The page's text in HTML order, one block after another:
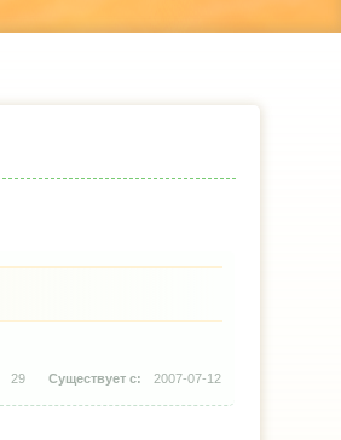
29 2007-07-12